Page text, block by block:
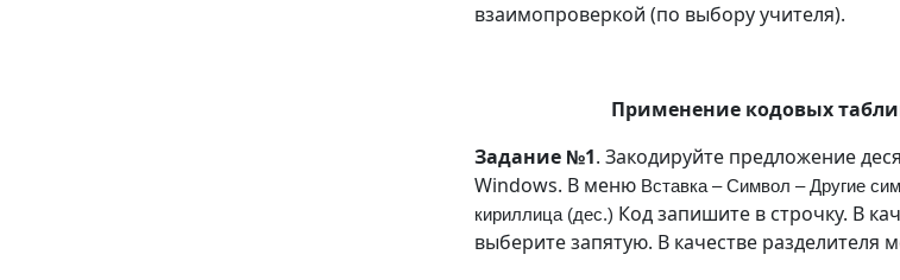
взаимопроверкой (по выбору учителя).
Применение кодовых
Задание №1. Закодируйте предложение
Windows. В меню Вставка – Символ – Другие
кириллица (дес.) Код запишите в строчку. В
выберите запятую. В качестве разделителя